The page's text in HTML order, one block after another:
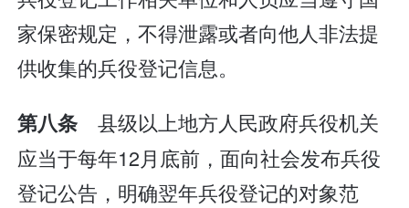
家保密规定，不得泄露或者向他人非法提
供收集的兵役登记信息。
第八条县级以上地方人民政府兵役机关
应当于每年12月底前，面向社会发布兵役
登记公告，明确翌年兵役登记的对象范